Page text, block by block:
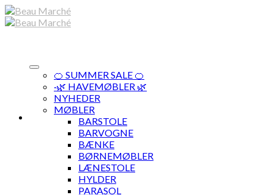
Skip
to
🍊 SUMMER SALE 🍊
·🌿 HAVEMØBLER 🌿
NYHEDER
MØBLER
BARSTOLE
BARVOGNE
BÆNKE
BØRNEMØBLER
LÆNESTOLE
HYLDER
PARASOL